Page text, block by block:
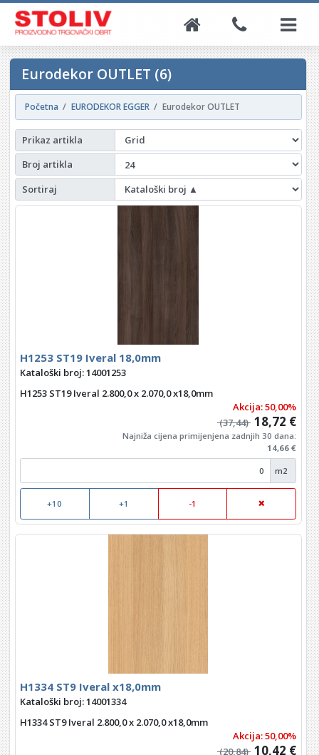
Eurodekor OUTLET (6)
Početna EURODEKOR EGGER Eurodekor OUTLET
Prikaz artikla
Broj artikla
Sortiraj
H1253 ST19 Iveral 18,0mm
Kataloški broj: 14001253
H1253 ST19 Iveral 2.800,0 x 2.070,0 x18,0mm
Akcija: 50,00%
(37,44) 18,72 €
Najniža cijena primijenjena zadnjih 30 dana:
14,66 €
m2
+10 +1 -1
H1334 ST9 Iveral x18,0mm
Kataloški broj: 14001334
H1334 ST9 Iveral 2.800,0 x 2.070,0 x18,0mm
Akcija: 50,00%
(20,84) 10,42 €